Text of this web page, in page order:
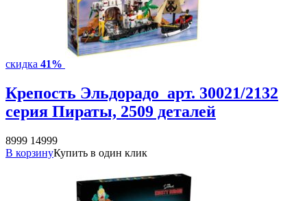
скидка 41%
Крепость Эльдорадо арт. 30021/2132
серия Пираты, 2509 деталей
8999 14999
В корзинуКупить в один клик